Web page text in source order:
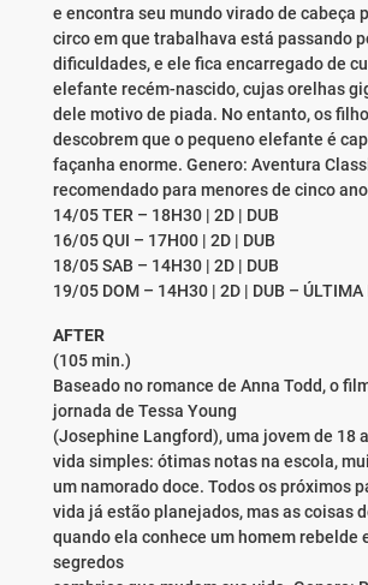
e encontra seu mundo virado de cabeça
circo em que trabalhava está passando
dificuldades, e ele fica encarregado de
elefante recém-nascido, cujas orelhas
dele motivo de piada. No entanto, os
descobrem que o pequeno elefante é
façanha enorme. Genero: Aventura
recomendado para menores de cinco
14/05 TER – 18H30 | 2D | DUB
16/05 QUI – 17H00 | 2D | DUB
18/05 SAB – 14H30 | 2D | DUB
19/05 DOM – 14H30 | 2D | DUB – ÚLTIMA
AFTER
(105 min.)
Baseado no romance de Anna Todd, o
jornada de Tessa Young
(Josephine Langford), uma jovem de 18
vida simples: ótimas notas na escola,
um namorado doce. Todos os próximos
vida já estão planejados, mas as coisas
quando ela conhece um homem rebelde
segredos